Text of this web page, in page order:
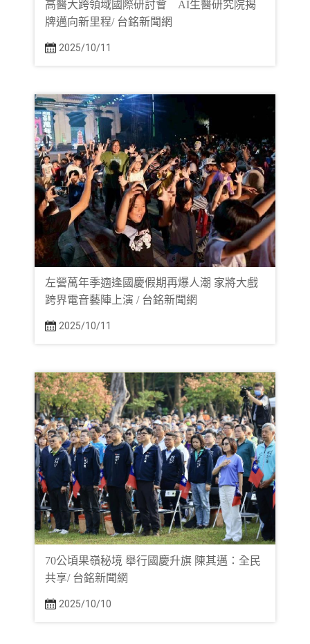
高醫大跨領域國際研討會 AI生醫研究院揭
牌邁向新里程/ 台銘新聞網
2025/10/11
左營萬年季適逢國慶假期再爆人潮 家將大戲
跨界電音藝陣上演 / 台銘新聞網
2025/10/11
70公頃果嶺秘境 舉行國慶升旗 陳其邁：全民
共享/ 台銘新聞網
2025/10/10